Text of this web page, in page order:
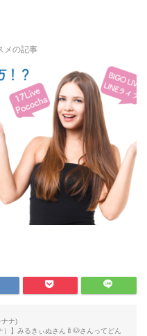
メの記事
ナ)
）】みるきぃぬさん🍼🐶さんってどん